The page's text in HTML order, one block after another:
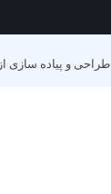
طراحی و پیاده سازی از